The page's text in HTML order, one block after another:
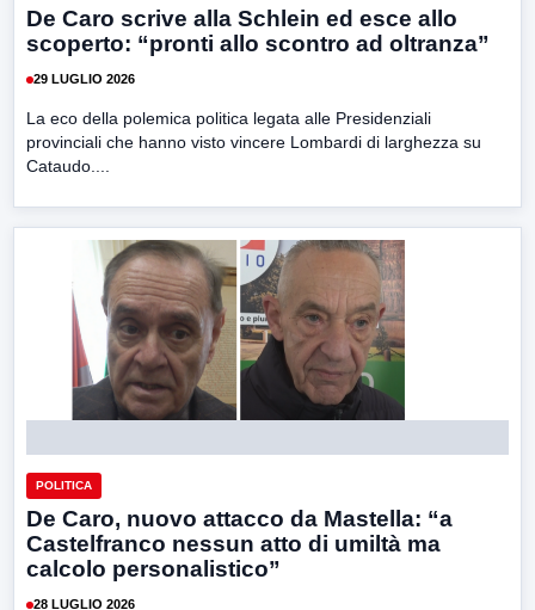
De Caro scrive alla Schlein ed esce allo
scoperto: “pronti allo scontro ad oltranza”
29 LUGLIO 2026
La eco della polemica politica legata alle Presidenziali
provinciali che hanno visto vincere Lombardi di larghezza su
Cataudo....
POLITICA
De Caro, nuovo attacco da Mastella: “a
Castelfranco nessun atto di umiltà ma
calcolo personalistico”
28 LUGLIO 2026